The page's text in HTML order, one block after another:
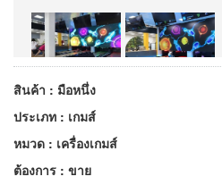
สินค้า : มือหนึ่ง
ประเภท : เกมส์
หมวด : เครื่องเกมส์
ต้องการ : ขาย